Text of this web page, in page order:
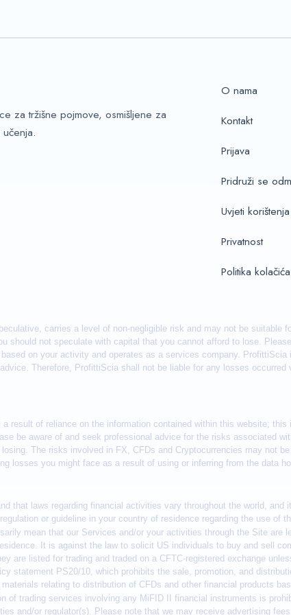
za tržišne pojmove, osmišljene za
O nama
Kontakt
Prijava
Pridruži se
Uvjeti korištenja
Privatnost
Politika kolačića